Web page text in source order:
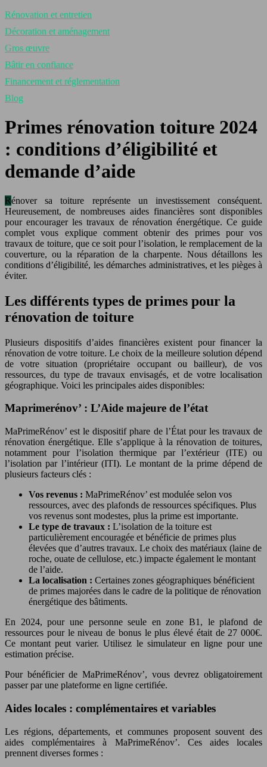
Rénovation et entretien
Décoration et aménagement
Gros œuvre
Bâtir en confiance
Financement et réglementation
Blog
Primes rénovation toiture 2024
: conditions d’éligibilité et
demande d’aide
Rénover sa toiture représente un investissement conséquent.
Heureusement, de nombreuses aides financières sont disponibles
pour encourager les travaux de rénovation énergétique. Ce guide
complet vous explique comment obtenir des primes pour vos
travaux de toiture, que ce soit pour l’isolation, le remplacement de la
couverture, ou la réparation de la charpente. Nous détaillons les
conditions d’éligibilité, les démarches administratives, et les pièges à
éviter.
Les différents types de primes pour la
rénovation de toiture
Plusieurs dispositifs d’aides financières existent pour financer la
rénovation de votre toiture. Le choix de la meilleure solution dépend
de votre situation (propriétaire occupant ou bailleur), de vos
ressources, du type de travaux envisagés, et de votre localisation
géographique. Voici les principales aides disponibles:
Maprimerénov’ : L’Aide majeure de l’état
MaPrimeRénov’ est le dispositif phare de l’État pour les travaux de
rénovation énergétique. Elle s’applique à la rénovation de toitures,
notamment pour l’isolation thermique par l’extérieur (ITE) ou
l’isolation par l’intérieur (ITI). Le montant de la prime dépend de
plusieurs facteurs clés :
Vos revenus : MaPrimeRénov’ est modulée selon vos
ressources, avec des plafonds de ressources spécifiques. Plus
vos revenus sont modestes, plus la prime est importante.
Le type de travaux : L’isolation de la toiture est
particulièrement encouragée et bénéficie de primes plus
élevées que d’autres travaux. Le choix des matériaux (laine de
roche, ouate de cellulose, etc.) impacte également le montant
de l’aide.
La localisation : Certaines zones géographiques bénéficient
de primes majorées dans le cadre de la politique de rénovation
énergétique des bâtiments.
En 2024, pour une personne seule en zone B1, le plafond de
ressources pour le niveau de bonus le plus élevé était de 27 000€.
Ce montant peut varier. Utilisez le simulateur en ligne pour une
estimation précise.
Pour bénéficier de MaPrimeRénov’, vous devrez obligatoirement
passer par une plateforme en ligne certifiée.
Aides locales : complémentaires et variables
Les régions, départements, et communes proposent souvent des
aides complémentaires à MaPrimeRénov’. Ces aides locales
prennent diverses formes :